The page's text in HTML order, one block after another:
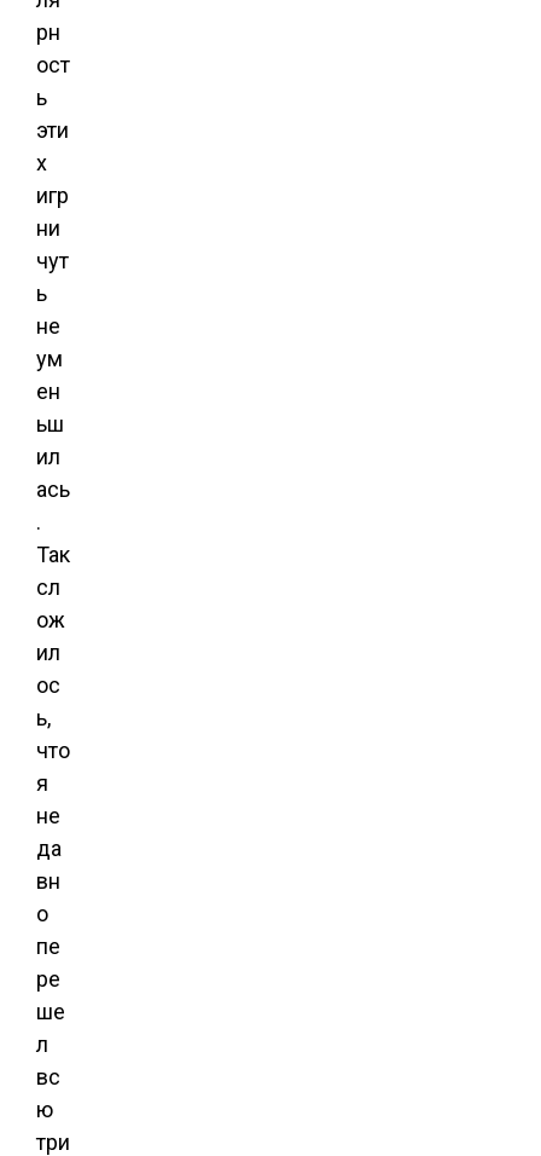
рн
ост
ь
эти
х
игр
ни
чут
ь
не
ум
ен
ьш
ил
ась
.
Так
сл
ож
ил
ос
ь,
что
я
не
да
вн
о
пе
ре
ше
л
вс
ю
три